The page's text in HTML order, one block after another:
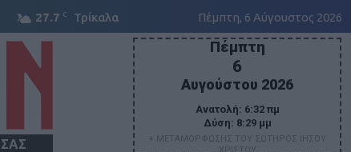
27.7 C Τρίκαλα Πέμπτη, 6 Αύγουστος 2026
Πέμπτη
6
Αυγούστου 2026
Ανατολή: 6:32 πμ
Δύση: 8:29 μμ
+ ΜΕΤΑΜΟΡΦΩΣΗΣ ΤΟΥ ΣΩΤΗΡΟΣ ΙΗΣΟΥ
ΧΡΙΣΤΟΥ